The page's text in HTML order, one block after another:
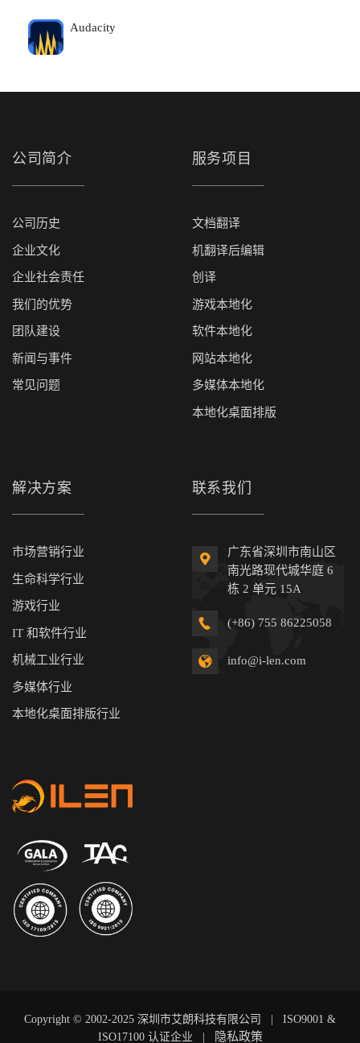
Audacity
公司简介
公司历史
企业文化
企业社会责任
我们的优势
团队建设
新闻与事件
常见问题
服务项目
文档翻译
机翻译后编辑
创译
游戏本地化
软件本地化
网站本地化
多媒体本地化
本地化桌面排版
解决方案
市场营销行业
生命科学行业
游戏行业
IT 和软件行业
机械工业行业
多媒体行业
本地化桌面排版行业
联系我们
广东省深圳市南山区
南光路现代城华庭 6
栋 2 单元 15A
(+86) 755 86225058
info@i-len.com
Copyright © 2002-2025 深圳市艾朗科技有限公司 | ISO9001 &
ISO17100 认证企业
| 隐私政策